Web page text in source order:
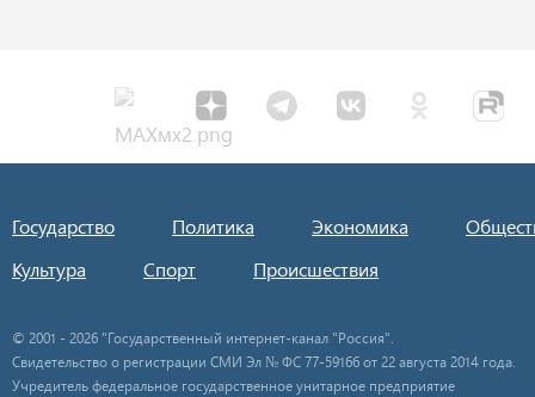
Государство Политика Экономика
Культура
Спорт Происшествия
© 2001 - 2026 "Государственный интернет-канал "Россия".
Свидетельство о регистрации СМИ Эл № ФС 77-59166 от 22 августа 2014 года.
Учредитель федеральное государственное унитарное предприятие